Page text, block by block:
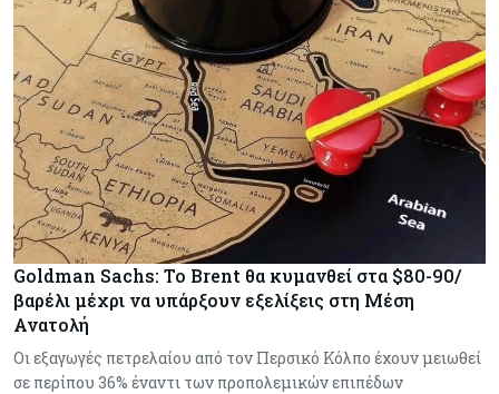
Goldman Sachs: Το Brent θα κυμανθεί στα $80-90/
βαρέλι μέχρι να υπάρξουν εξελίξεις στη Μέση
Ανατολή
Οι εξαγωγές πετρελαίου από τον Περσικό Κόλπο έχουν μειωθεί
σε περίπου 36% έναντι των προπολεμικών επιπέδων